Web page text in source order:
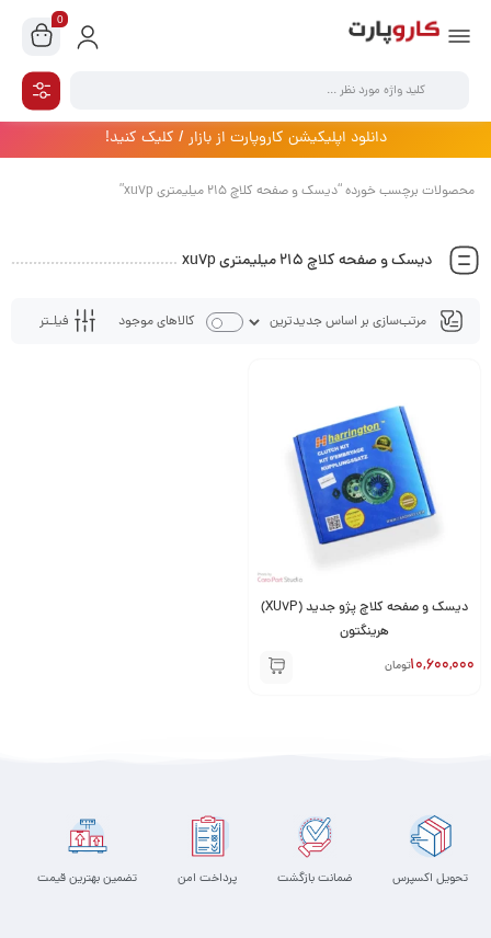
0
دانلود اپلیکیشن کاروپارت از بازار / کلیک کنید!
محصولات برچسب خورده “دیسک و صفحه کلاچ 215 میلیمتری xu7p”
دیسک و صفحه کلاچ 215 میلیمتری xu7p
فیلـتر کالاهای موجود
دیسک و صفحه کلاچ پژو جدید (XU7P)
هرینگتون
10,600,000تومان
تحویل اکسپرس ضمانت بازگشت پرداخت امن تضمین بهترین قیمت